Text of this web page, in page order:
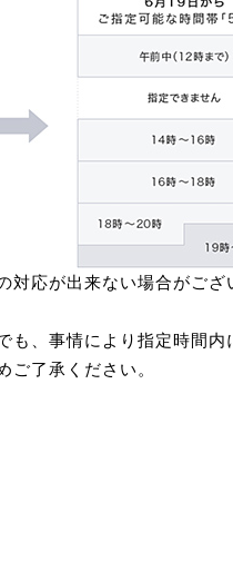
対応が出来ない場合がござ
も、事情により指定時間内
ご了承ください。